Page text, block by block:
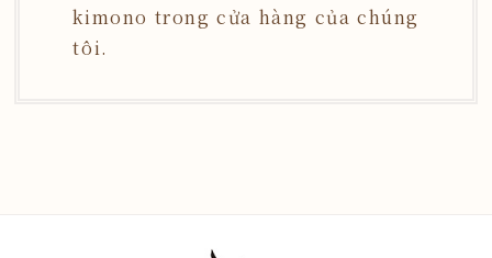
kimono trong cửa hàng của chúng
tôi.